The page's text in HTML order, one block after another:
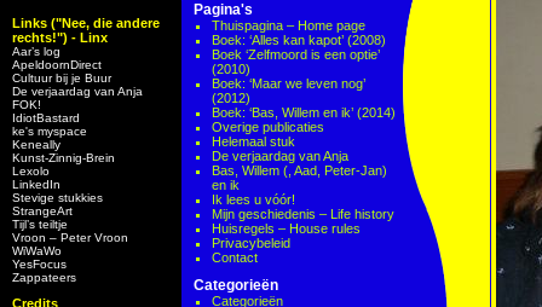
Links ("Nee, die andere
rechts!") - Linx
Aar’s log
ApeldoornDirect
Cultuur bij je Buur
De verjaardag van Anja
FOK!
IdiotBastard
ke's myspace
Keneally
Kunst-Zinnig-Brein
Lexolo
LinkedIn
Stevige stukkies
StrangeArt
Tijl’s teiltje
Vroon – Peter Vroon
WiWaWo
YesFocus
Zappateers
Credits
Pagina's
Thuispagina – Home page
Boek: ‘Alles kan kapot’ (2008)
Boek ‘Zelfmoord is een optie’
(2010)
Boek: ‘Maar we leven nog’
(2012)
Boek: ‘Bas, Willem en ik’ (2014)
Overige publicaties
Helemaal stuk
De verjaardag van Anja
Bas, Willem (, Aad, Peter-Jan)
en ik
Ik lees u vóór!
Mijn geschiedenis – Life history
Huisregels – House rules
Privacybeleid
Contact
Categorieën
Categorieën